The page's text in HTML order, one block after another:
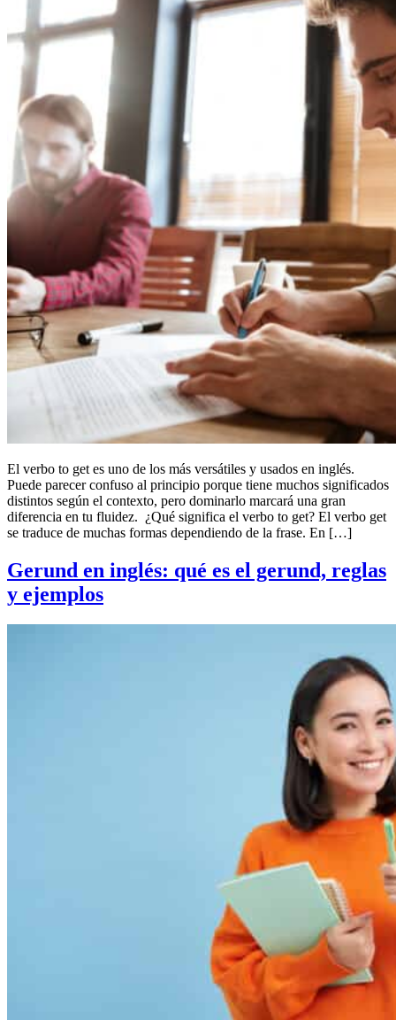
El verbo to get es uno de los más versátiles y usados en inglés.
Puede parecer confuso al principio porque tiene muchos significados
distintos según el contexto, pero dominarlo marcará una gran
diferencia en tu fluidez. ¿Qué significa el verbo to get? El verbo get
se traduce de muchas formas dependiendo de la frase. En […]
Gerund en inglés: qué es el gerund, reglas
y ejemplos